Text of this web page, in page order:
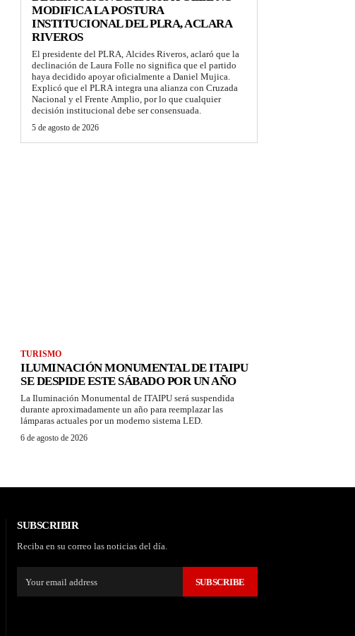
MODIFICA LA POSTURA
INSTITUCIONAL DEL PLRA, ACLARA
RIVEROS
El presidente del PLRA, Alcides Riveros, aclaró que la
declinación de Laura Folle no significa que el partido
haya decidido apoyar oficialmente a Daniel Mujica.
Explicó que el PLRA integra una alianza con Cruzada
Nacional y el Frente Amplio, por lo que cualquier
decisión institucional debe ser consensuada.
5 de agosto de 2026
TURISMO
ILUMINACIÓN MONUMENTAL DE ITAIPU
SE DESPIDE ESTE SÁBADO POR UN AÑO
La Iluminación Monumental de ITAIPU será suspendida
durante aproximadamente un año para reemplazar las
lámparas actuales por un moderno sistema LED.
6 de agosto de 2026
SUBSCRIBIR
Reciba en su correo las noticias del día.
SUBSCRIBE